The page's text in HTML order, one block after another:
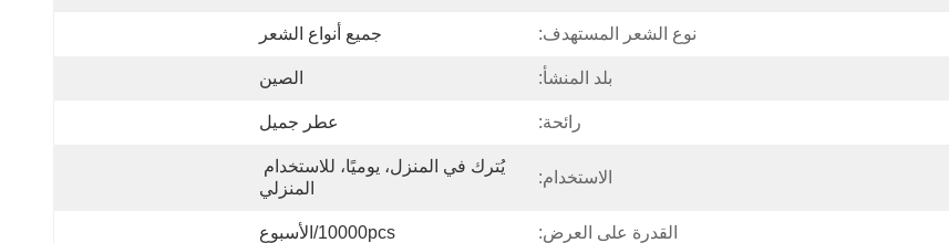
نوع الشعر المستهدف: جميع أنواع الشعر
بلد المنشأ: الصين
رائحة: عطر جميل
الاستخدام:
المنزلي
القدرة على العرض: 10000pcs/الأسبوع